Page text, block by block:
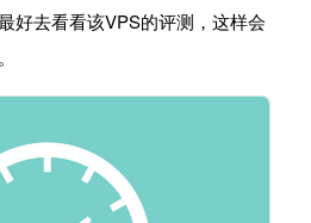
好去看看该VPS的评测，这样会